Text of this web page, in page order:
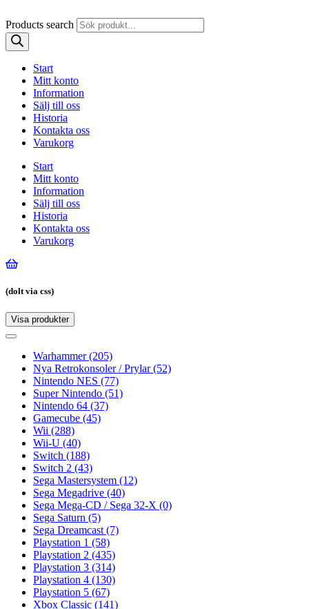
Products search
Start
Mitt konto
Information
Sälj till oss
Historia
Kontakta oss
Varukorg
Start
Mitt konto
Information
Sälj till oss
Historia
Kontakta oss
Varukorg
(dolt via css)
Visa produkter
Toggle
Toggle
navigationWarhammer(205)
Nya Retrokonsoler / Prylar(52)
Nintendo NES (77)
Super Nintendo (51)
Nintendo 64 (37)
Gamecube (45)
Wii (288)
Wii-U (40)
Switch (188)
Switch 2 (43)
Sega Mastersystem (12)
Sega Megadrive (40)
Sega Mega-CD / Sega 32-X (0)
Sega Saturn (5)
Sega Dreamcast (7)
Playstation 1 (58)
Playstation 2 (435)
Playstation 3 (314)
Playstation 4 (130)
Playstation 5 (67)
Xbox Classic (141)